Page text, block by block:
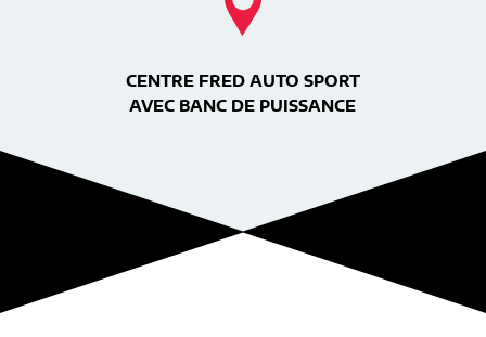
CENTRE FRED AUTO SPORT
AVEC BANC DE PUISSANCE